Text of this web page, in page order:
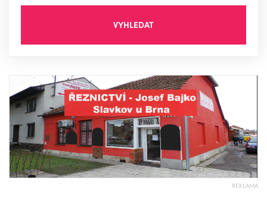
VYHLEDAT
REKLAMA